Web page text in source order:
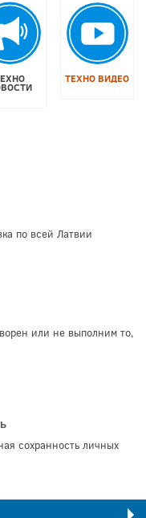
ТЕХНО ВИДЕО
по всей Латвии
или не выполним то,
сохранность личных